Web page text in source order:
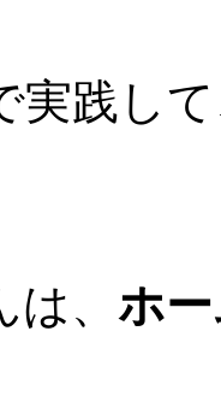
実践し
、 ホ